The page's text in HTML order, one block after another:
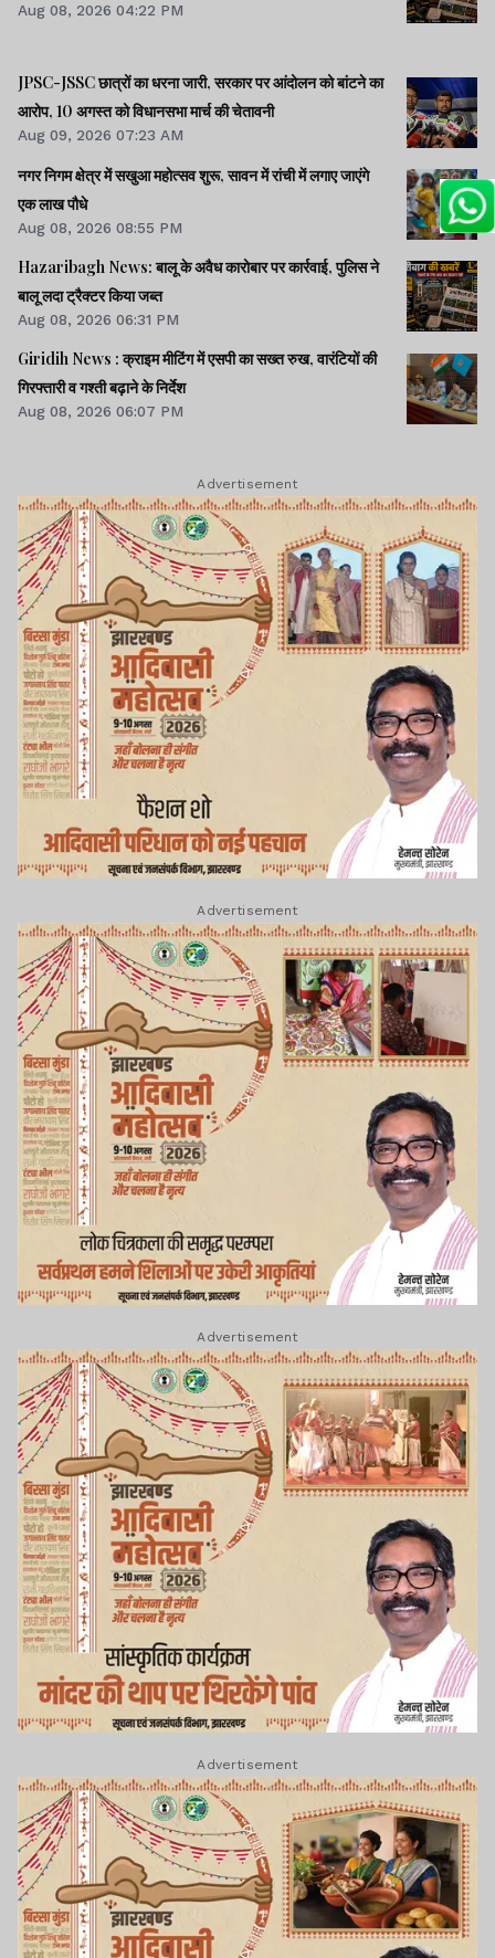
Aug 08, 2026 04:22 PM
JPSC-JSSC छात्रों का धरना जारी, सरकार पर आंदोलन को बांटने का
आरोप, 10 अगस्त को विधानसभा मार्च की चेतावनी
Aug 09, 2026 07:23 AM
नगर निगम क्षेत्र में सखुआ महोत्सव शुरू, सावन में रांची में लगाए जाएंगे
एक लाख पौधे
Aug 08, 2026 08:55 PM
Hazaribagh News: बालू के अवैध कारोबार पर कार्रवाई, पुलिस ने
बालू लदा ट्रैक्टर किया जब्त
Aug 08, 2026 06:31 PM
Giridih News : क्राइम मीटिंग में एसपी का सख्त रुख, वारंटियों की
गिरफ्तारी व गश्ती बढ़ाने के निर्देश
Aug 08, 2026 06:07 PM
Advertisement
Advertisement
Advertisement
Advertisement